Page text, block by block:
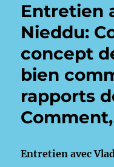
Entretien
Nieddu:
concept
bien
rapports
Entretien avec